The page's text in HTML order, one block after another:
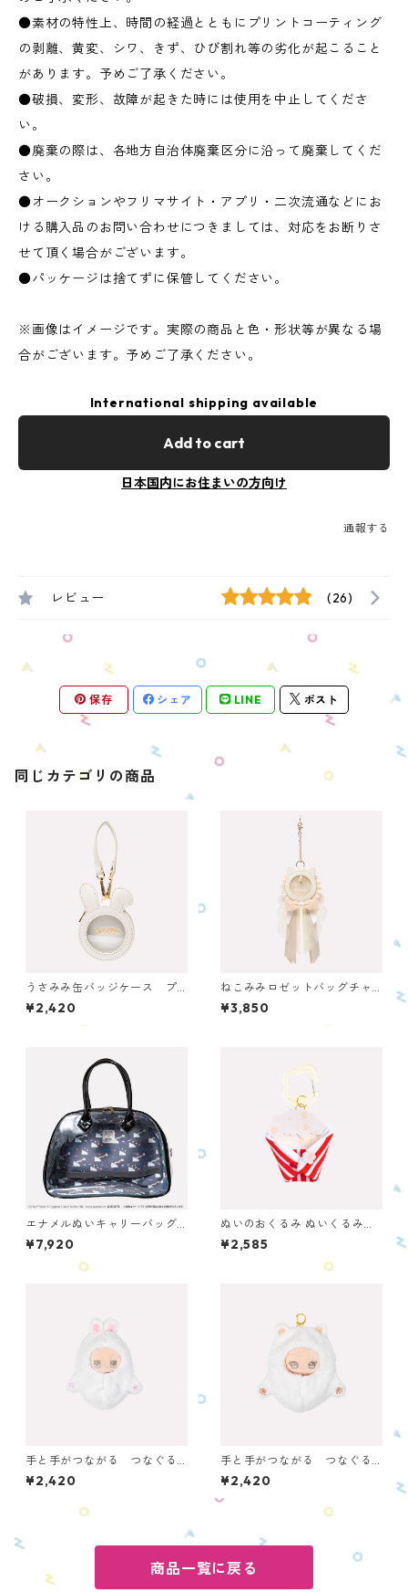
●素材の特性上、時間の経過とともにプリントコーティング
の剥離、黄変、シワ、きず、ひび割れ等の劣化が起こること
があります。予めご了承ください。
●破損、変形、故障が起きた時には使用を中止してくださ
い。
●廃棄の際は、各地方自治体廃棄区分に沿って廃棄してくだ
さい。
●オークションやフリマサイト・アプリ・二次流通などにお
ける購入品のお問い合わせにつきましては、対応をお断りさ
せて頂く場合がございます。
●パッケージは捨てずに保管してください。
※画像はイメージです。実際の商品と色・形状等が異なる場
合がございます。予めご了承ください。
International shipping available
Add to cart
日本国内にお住まいの方向け
通報する
レビュー (26)
保存 シェア LINE ポスト
同じカテゴリの商品
うさみみ缶バッジケース プ
ラチナ OUCC-P-PL
¥2,420
ねこみみロゼットバッグチャ
ーム ホワイト ONRBC-WH
¥3,850
エナメルぬいキャリーバッグ
（ピアプロキャラクターズ）
OENBC-PC-PC
¥7,920
ぬいのおくるみ ぬいくるみ
ん ポップコーン ONKS-PC
¥2,585
手と手がつながる つなぐる
みん（うさぎ 白） OTGS-R
B-WH
¥2,420
手と手がつながる つなぐる
みん（ねこ 白） OTGS-CT-
WH
¥2,420
商品一覧に戻る